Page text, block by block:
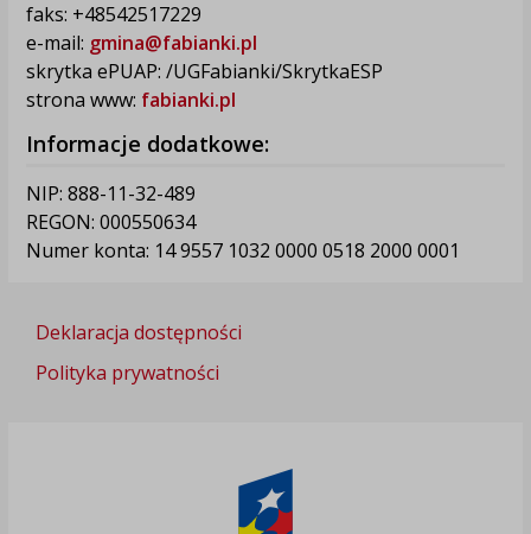
faks: +48542517229
e-mail: gmina@fabianki.pl
skrytka ePUAP: /UGFabianki/SkrytkaESP
strona www: fabianki.pl
Informacje dodatkowe:
NIP: 888-11-32-489
REGON: 000550634
Numer konta: 14 9557 1032 0000 0518 2000 0001
Deklaracja dostępności
Polityka prywatności